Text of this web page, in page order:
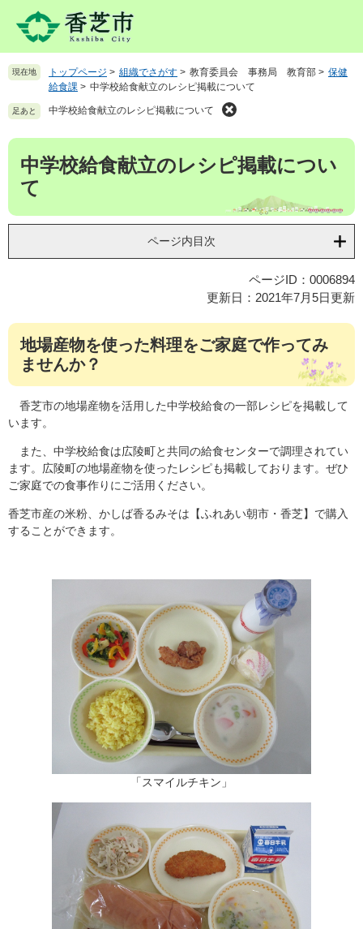
先
。
を
て
現在地 トップページ > 組織でさがす > 教育委員会 事務局 教育部 > 保健
給食課 > 中学校給食献立のレシピ掲載について
足あと 中学校給食献立のレシピ掲載について
本
中学校給食献立のレシピ掲載につい
て
ページ内目次
ページID：0006894
更新日：2021年7月5日更新
地場産物を使った料理をご家庭で作ってみ
ませんか？
香芝市の地場産物を活用した中学校給食の一部レシピを掲載して
います。
また、中学校給食は広陵町と共同の給食センターで調理されてい
ます。広陵町の地場産物を使ったレシピも掲載しております。ぜひ
ご家庭での食事作りにご活用ください。
香芝市産の米粉、かしば香るみそは【ふれあい朝市・香芝】で購入
することができます。
「スマイルチキン」